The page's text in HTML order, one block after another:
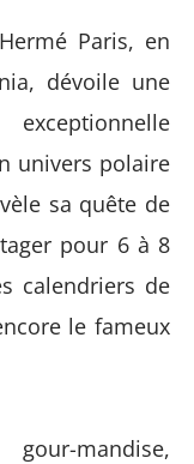
Paris, en
dévoile une
univers polaire
sa quête de
pour 6 à 8
calendriers de
le fameux
mandise,